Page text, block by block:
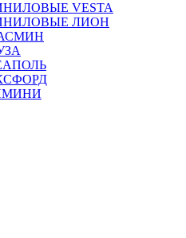
VESTA
ЛИОН